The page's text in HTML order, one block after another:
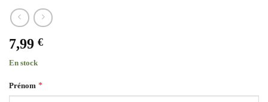
7,99 €
En stock
Prénom *